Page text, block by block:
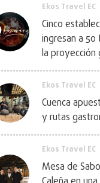
Ekos Travel EC
Cinco
ingresan a
la proyección
Ekos Travel EC
Cuenca
y rutas
Ekos Travel EC
Mesa de